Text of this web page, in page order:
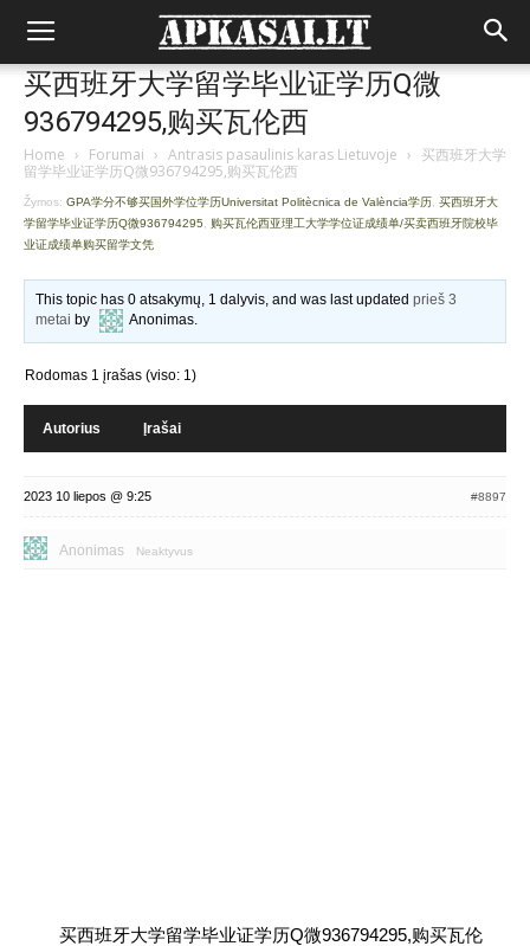
买西班牙大学留学毕业证学历Q微
936794295,购买瓦伦西
Home › Forumai › Antrasis pasaulinis karas Lietuvoje › 买西班牙大学
留学毕业证学历Q微936794295,购买瓦伦西
Žymos: GPA学分不够买国外学位学历Universitat Politècnica de València学历 买西班牙大
学留学毕业证学历Q微936794295
购买瓦伦西亚理工大学学位证成绩单/买卖西班牙院校毕
业证成绩单购买留学文凭
This topic has 0 atsakymų, 1 dalyvis, and was last updatedprieš 3
metai by Anonimas.
Rodomas 1 įrašas (viso: 1)
Autorius Įrašai
2023 10 liepos @ 9:25 #8897
Anonimas Neaktyvus
买西班牙大学留学毕业证学历Q微936794295,购买瓦伦